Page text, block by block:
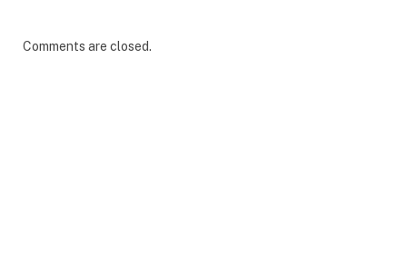
Comments are closed.